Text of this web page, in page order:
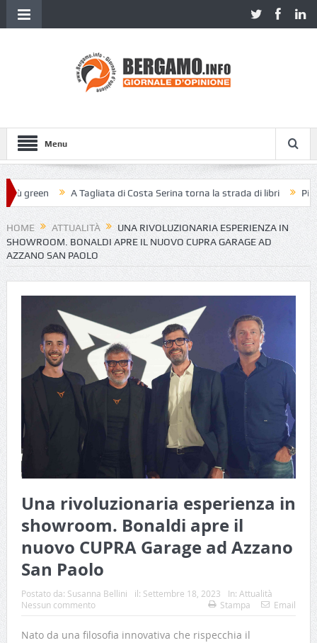
Menu
A Tagliata di Costa Serina torna la strada di libri Piazza
HOME ATTUALITÀ
UNA RIVOLUZIONARIA ESPERIENZA IN
SHOWROOM. BONALDI APRE IL NUOVO CUPRA GARAGE AD
AZZANO SAN PAOLO
Una rivoluzionaria esperienza in
showroom. Bonaldi apre il
nuovo CUPRA Garage ad Azzano
San Paolo
Postato da: Susanna Bellini il: Settembre 18, 2023 In: Attualità
Nessun commento
Stampa Email
Nato da una filosofia innovativa che rispecchia il